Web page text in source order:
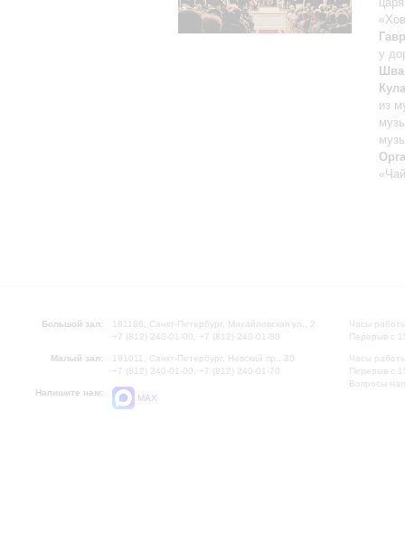
у
из
Большой зал:
191186, Санкт-Петербург, Михайловская ул., 2
+7 (812) 240-01-00, +7 (812) 240-01-80
Малый зал:
191011, Санкт-Петербург, Невский пр., 30
+7 (812) 240-01-00, +7 (812) 240-01-70
Напишите нам:
MAX
Часы
Перерыв с
Часы
Перерыв с
Вопросы